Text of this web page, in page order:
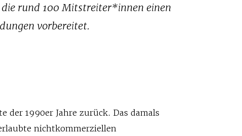
rund 100 Mitstreiter*innen einen
vorbereitet.
der 1990er Jahre zurück. Das damals
nichtkommerziellen